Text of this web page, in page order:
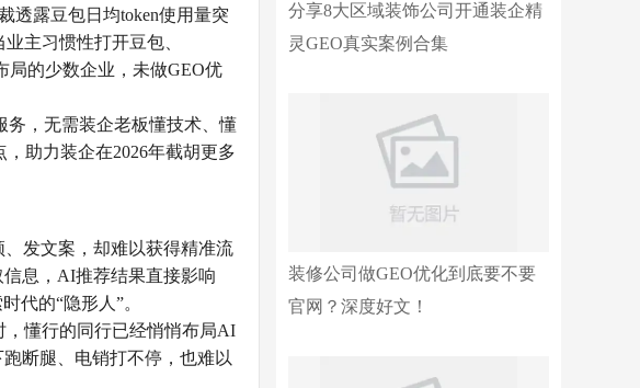
透露豆包日均token使用量突
主习惯性打开豆包、
局的少数企业，未做GEO优
务，无需装企老板懂技术、懂
助力装企在2026年截胡更多
发文案，却难以获得精准流
息，AI推荐结果直接影响
代的“隐形人”。
懂行的同行已经悄悄布局AI
断腿、电销打不停，也难以
分享8大区域装饰公司开通装企精
灵GEO真实案例合集
装修公司做GEO优化到底要不要
官网？深度好文！